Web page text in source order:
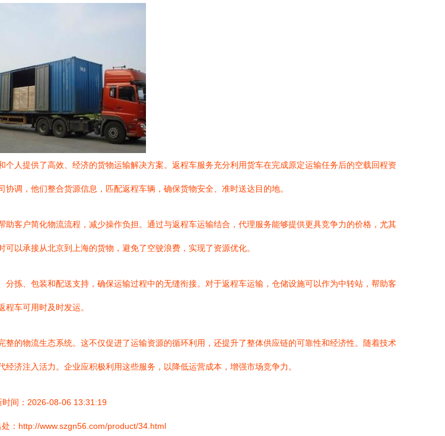
人提供了高效、经济的货物运输解决方案。返程车服务充分利用货车在完成原定运输任务后的空载回程资
调，他们整合货源信息，匹配返程车辆，确保货物安全、准时送达目的地。
客户简化物流流程，减少操作负担。通过与返程车运输结合，代理服务能够提供更具竞争力的价格，尤其
以承接从北京到上海的货物，避免了空驶浪费，实现了资源优化。
拣、包装和配送支持，确保运输过程中的无缝衔接。对于返程车运输，仓储设施可以作为中转站，帮助客
车可用时及时发运。
的物流生态系统。这不仅促进了运输资源的循环利用，还提升了整体供应链的可靠性和经济性。随着技术
济注入活力。企业应积极利用这些服务，以降低运营成本，增强市场竞争力。
时间：2026-08-06 13:31:19
：http://www.szgn56.com/product/34.html